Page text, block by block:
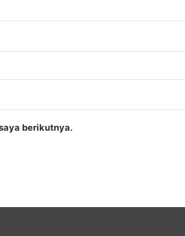
berikutnya.